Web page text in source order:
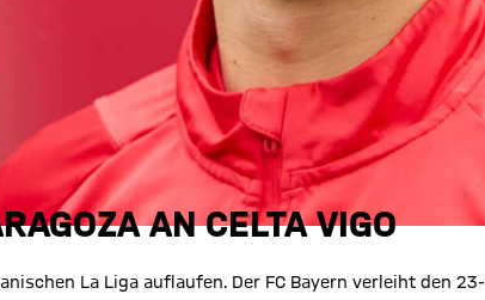
AN CELTA VIGO
La Liga auflaufen. Der FC Bayern verleiht den 23-